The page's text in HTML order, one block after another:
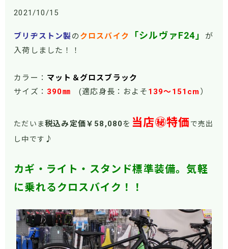
2021/10/15
ブリヂストン製の クロスバイク 「シルヴァF24」
が
入荷しました！！
カラー： マット＆グロスブラック
サイズ： 390㎜ (適応身長：およそ 139～151 cm ）
ただいま税込み定価￥58 ,080を 当店㊙特価 で売出
し中です ♪
カギ・ライト・スタンド標準装備。気軽
に乗れるクロスバイク！！